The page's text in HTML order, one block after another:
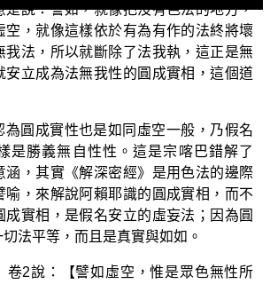
是說：譬如，就像把沒有色法的地方，
空，就像這樣依於有為有作的法終將壞
我法，所以就斷除了法我執，這正是無
安立成為法無我性的圓成實相，這個道
為圓成實性也是如同虛空一般，乃假名
是勝義無自性性。這是宗喀巴錯解了
涵，其實《解深密經》是用色法的邊際
喻，來解說阿賴耶識的圓成實相，而不
成實相，是假名安立的虛妄法；因為圓
法平等，而且是真實與如如。
卷2說：【譬如虛空，惟是眾色無性所